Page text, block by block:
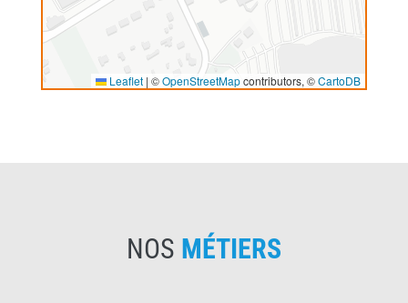
Leaflet | ©OpenStreetMapcontributors, ©CartoDB
NOS MÉTIERS